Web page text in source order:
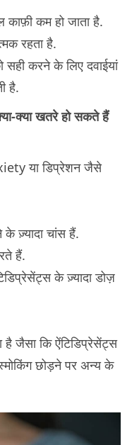
कम हो जाता है.
रहता है.
सही करने के लिए दवाईयां
है.
क्या खतरे हो सकते हैं
या डिप्रेशन जैसे
ज़्यादा चांस हैं.
हैं.
के ज़्यादा डोज़
है जैसा कि ऐंटिडिप्रेसेंट्स
छोड़ने पर अन्य के